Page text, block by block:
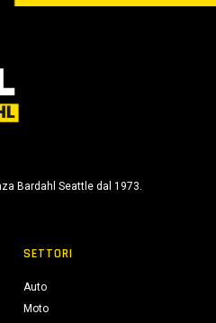
Bardahl Seattle dal 1973.
SETTORI
Auto
Moto